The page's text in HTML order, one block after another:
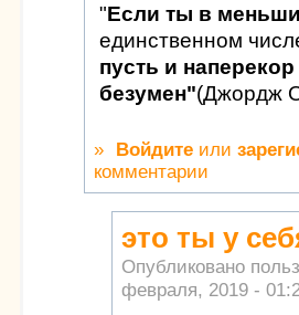
"Если ты в
единственном
пусть и
безумен"(Джордж
» Войдите или
комментарии
это ты у
Опубликовано
февраля, 2019 -